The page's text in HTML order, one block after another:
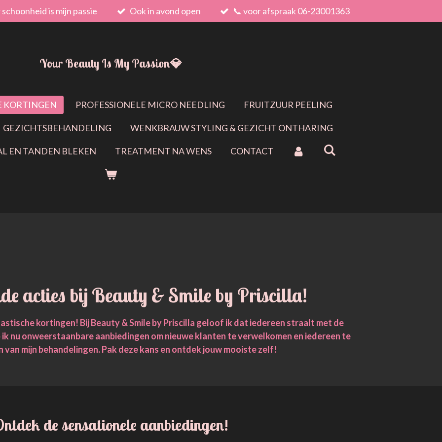
is mijn passie Ook in avond open 📞 voor afspraak 06-23001363
Your Beauty Is My Passion💎
KORTINGEN PROFESSIONELE MICRO NEEDLING FRUITZUUR PEELING
GEZICHTSBEHANDELING WENKBRAUW STYLING & GEZICHT ONTHARING
EN TANDEN BLEKEN TREATMENT NA WENS CONTACT
acties bij Beauty & Smile by Priscilla!
kortingen! Bij Beauty & Smile by Priscilla geloof ik dat iedereen straalt met de
nu onweerstaanbare aanbiedingen om nieuwe klanten te verwelkomen en iedereen te
mijn behandelingen. Pak deze kans en ontdek jouw mooiste zelf!
de sensationele aanbiedingen!